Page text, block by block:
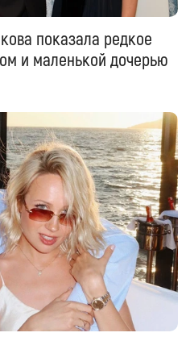
показала редкое
и маленькой дочерью